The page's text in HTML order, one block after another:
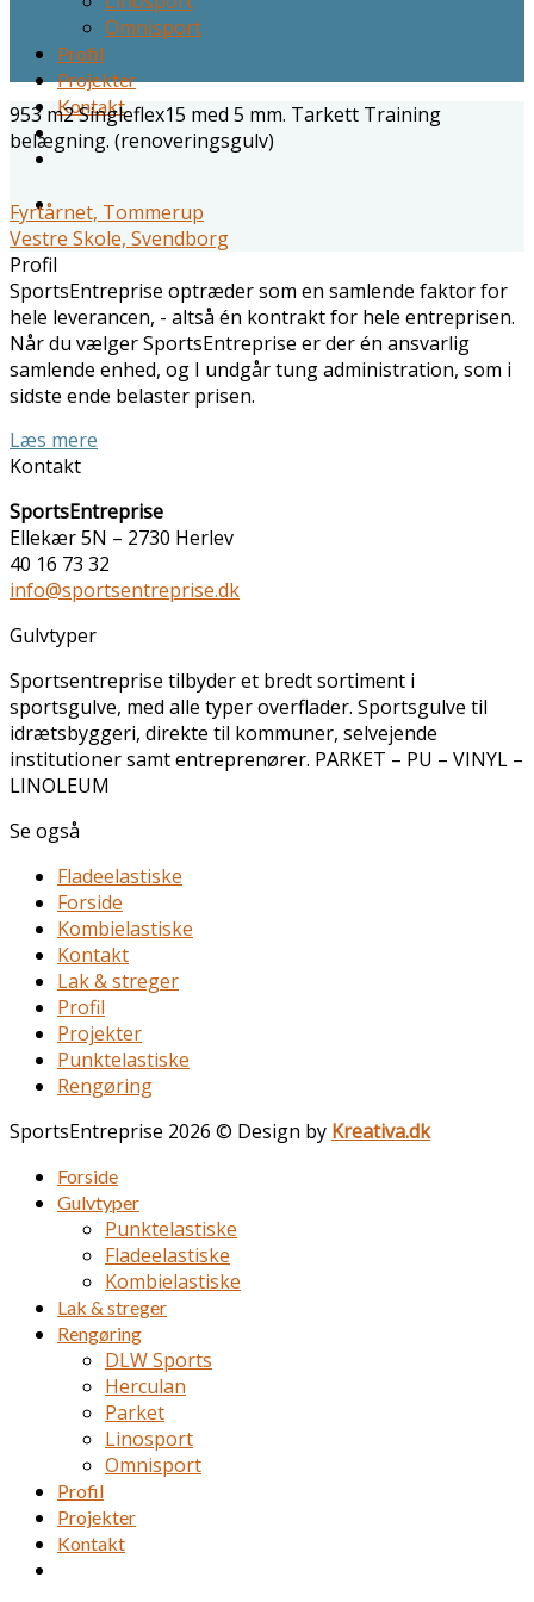
Omnisport
Profil
Projekter
Kontakt
953 m2 Singleflex15 med 5 mm. Tarkett Training
belægning. (renoveringsgulv)
Fyrtårnet, Tommerup
Vestre Skole, Svendborg
Profil
SportsEntreprise optræder som en samlende faktor for
hele leverancen, - altså én kontrakt for hele entreprisen.
Når du vælger SportsEntreprise er der én ansvarlig
samlende enhed, og I undgår tung administration, som i
sidste ende belaster prisen.
Læs mere
Kontakt
SportsEntreprise
Ellekær 5N – 2730 Herlev
40 16 73 32
info@sportsentreprise.dk
Gulvtyper
Sportsentreprise tilbyder et bredt sortiment i
sportsgulve, med alle typer overflader. Sportsgulve til
idrætsbyggeri, direkte til kommuner, selvejende
institutioner samt entreprenører. PARKET – PU – VINYL –
LINOLEUM
Se også
Fladeelastiske
Forside
Kombielastiske
Kontakt
Lak & streger
Profil
Projekter
Punktelastiske
Rengøring
SportsEntreprise 2026 © Design by Kreativa.dk
Forside
Gulvtyper
Punktelastiske
Fladeelastiske
Kombielastiske
Lak & streger
Rengøring
DLW Sports
Herculan
Parket
Linosport
Omnisport
Profil
Projekter
Kontakt